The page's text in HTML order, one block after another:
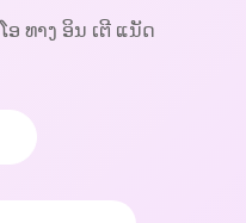
ທາງ ອິນ ເຕີ ແນັດ